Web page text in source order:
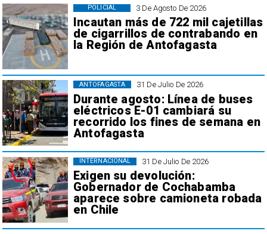
3 De Agosto De 2026
Incautan más de 722 mil cajetillas
de cigarrillos de contrabando en
la Región de Antofagasta
POLICIAL
31 De Julio De 2026
Durante agosto: Línea de buses
eléctricos E-01 cambiará su
recorrido los fines de semana en
Antofagasta
ANTOFAGASTA
31 De Julio De 2026
Exigen su devolución:
Gobernador de Cochabamba
aparece sobre camioneta robada
en Chile
INTERNACIONAL